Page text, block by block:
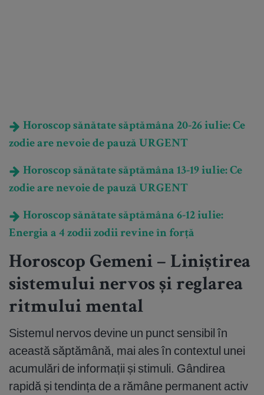
Horoscop sănătate săptămâna 20-26 iulie: Ce
zodie are nevoie de pauză URGENT
Horoscop sănătate săptămâna 13-19 iulie: Ce
zodie are nevoie de pauză URGENT
Horoscop sănătate săptămâna 6-12 iulie:
Energia a 4 zodii zodii revine în forță
Horoscop Gemeni – Liniștirea
sistemului nervos și reglarea
ritmului mental
Sistemul nervos devine un punct sensibil în
această săptămână, mai ales în contextul unei
acumulări de informații și stimuli. Gândirea
rapidă și tendința de a rămâne permanent activ